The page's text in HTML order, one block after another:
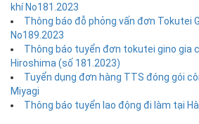
khí No181.2023
Thông báo đỗ phỏng vấn đơn Tokutei
No189.2023
Thông báo tuyển đơn tokutei gino gia
Hiroshima (số 181.2023)
Tuyển dụng đơn hàng TTS đóng gói
Miyagi
Thông báo tuyển lao động đi làm tại